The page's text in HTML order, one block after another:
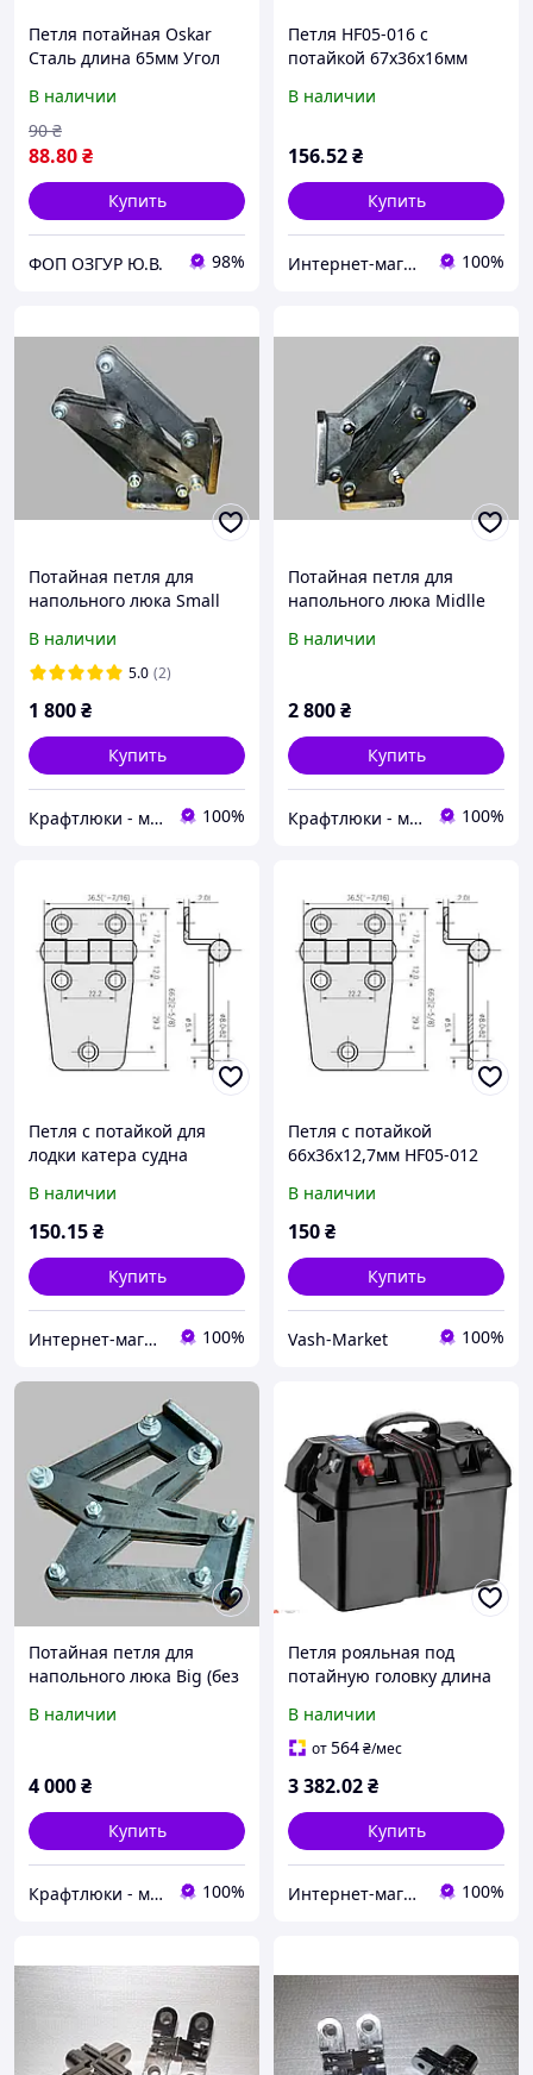
Петля потайная Oskar
Сталь длина 65мм Угол
(372.V3) Метизы в
комплекте
В наличии
88.80₴
90 ₴
Купить
ФОП ОЗГУР Ю.В. 98%
Петля HF05-016 с
потайкой 67х36х16мм
В наличии
156.52₴
Купить
Интернет-магазин "Речной" 100%
Потайная петля для
напольного люка Small
В наличии
5.0 (2)
1 800₴
Купить
Крафтлюки - майстерня прихованих рішень 100%
Потайная петля для
напольного люка Midlle
В наличии
2 800₴
Купить
Крафтлюки - майстерня прихованих рішень 100%
Петля с потайкой для
лодки катера судна
В наличии
150.15₴
Купить
Интернет-магазин DVmarket 100%
Петля с потайкой
66х36х12,7мм HF05-012
В наличии
150₴
Купить
Vash-Market 100%
Потайная петля для
напольного люка Big (без
В наличии
4 000₴
Купить
Крафтлюки - майстерня прихованих рішень 100%
Петля рояльная под
потайную головку длина
толщина 1.5
В наличии
от564₴/мес
3 382.02₴
Купить
Интернет-магазин "Речной" 100%